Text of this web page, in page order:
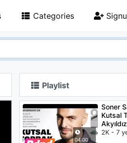
Categories
Playlist
04:00
Soner
Kutsal
2K - 7